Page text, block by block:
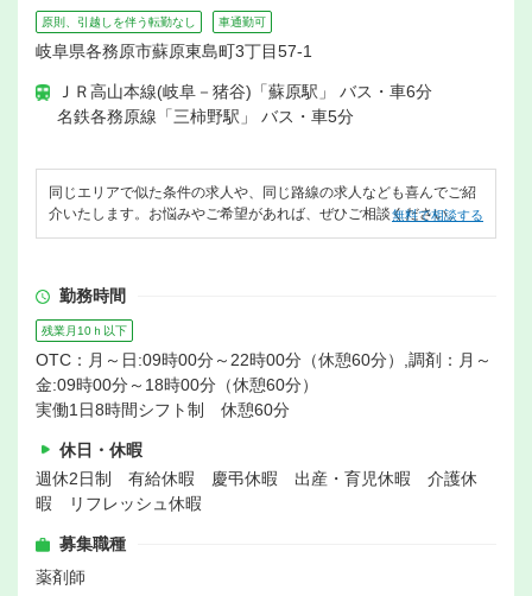
原則、引越しを伴う転勤なし 車通勤可
岐阜県各務原市蘇原東島町3丁目57-1
ＪＲ高山本線(岐阜－猪谷)「蘇原駅」 バス・車6分
名鉄各務原線「三柿野駅」 バス・車5分
同じエリアで似た条件の求人や、同じ路線の求人なども喜んでご紹
介いたします。お悩みやご希望があれば、ぜひご相談ください。
無料で相談する
勤務時間
残業月10ｈ以下
OTC：月～日:09時00分～22時00分（休憩60分）,調剤：月～
金:09時00分～18時00分（休憩60分）
実働1日8時間シフト制 休憩60分
休日・休暇
週休2日制 有給休暇 慶弔休暇 出産・育児休暇 介護休
暇 リフレッシュ休暇
募集職種
薬剤師